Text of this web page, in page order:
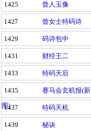
1425 曾人玉像
1427 曾女士特码诗
1429 码诗包中
1431 财经王二
1433 特码天后
1435
赛马会玄机报(新
图)
1437 特码天机
1439 秘诀